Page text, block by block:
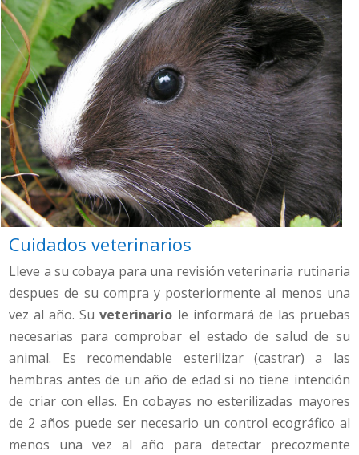
Cuidados veterinarios
Lleve a su cobaya para una revisión veterinaria rutinaria
despues de su compra y posteriormente al menos una
vez al año. Suveterinario le informará de las pruebas
necesarias para comprobar el estado de salud de su
animal. Es recomendable esterilizar (castrar) a las
hembras antes de un año de edad si no tiene intención
de criar con ellas. En cobayas no esterilizadas mayores
de 2 años puede ser necesario un control ecográfico al
menos una vez al año para detectar precozmente